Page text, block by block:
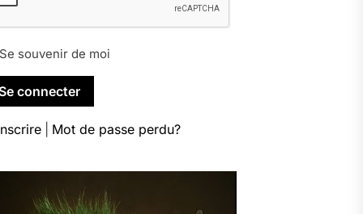
Se souvenir de moi
Mot de passe perdu?